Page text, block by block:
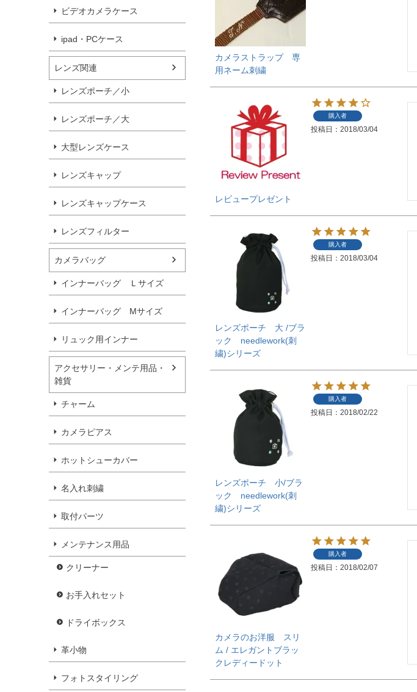
ビデオカメラケース
ipad・PCケース
レンズ関連
レンズポーチ／小
レンズポーチ／大
大型レンズケース
レンズキャップ
レンズキャップケース
レンズフィルター
カメラバッグ
インナーバッグ Ｌサイズ
インナーバッグ Мサイズ
リュック用インナー
アクセサリー・メンテ用品・
雑貨
チャーム
カメラピアス
ホットシューカバー
名入れ刺繍
取付パーツ
メンテナンス用品
クリーナー
お手入れセット
ドライボックス
革小物
フォトスタイリング
カメラストラップ 専
用ネーム刺繍
レビュープレゼント
購入者
投稿日 2018/03/04
レンズポーチ 大 /ブラ
ック needlework(刺
繍)シリーズ
購入者
投稿日 2018/03/04
レンズポーチ 小/ブラ
ック needlework(刺
繍)シリーズ
購入者
投稿日 2018/02/22
カメラのお洋服 スリ
ム / エレガントブラッ
クレディードット
購入者
投稿日 2018/02/07